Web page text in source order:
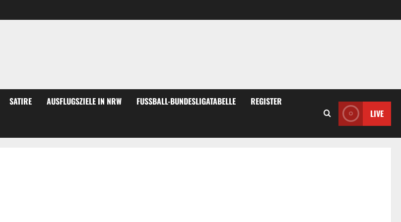
SATIRE AUSFLUGSZIELE IN NRW FUSSBALL-BUNDESLIGATABELLE REGISTER
LIVE